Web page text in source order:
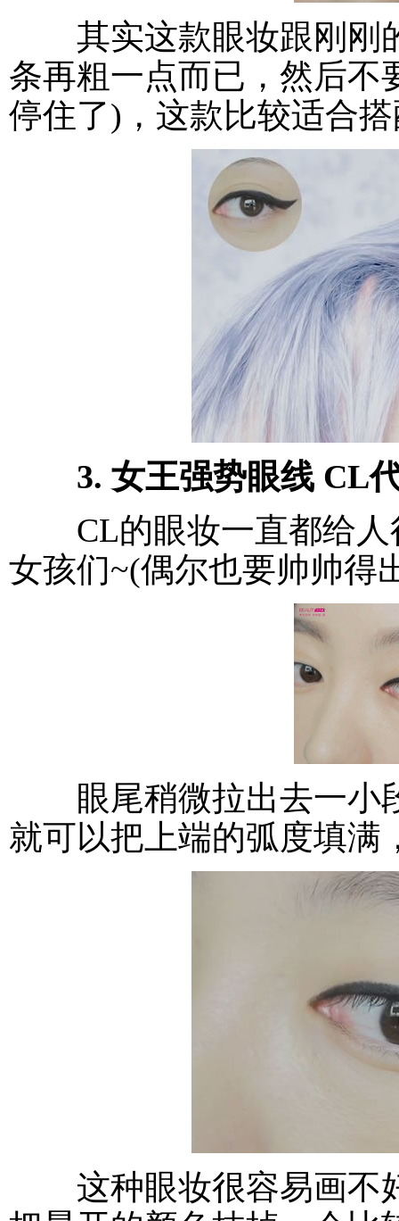
其实这款眼妆跟刚刚
条再粗一点而已，然后不
停住了)，这款比较适合
3. 女王强势眼线 CL
CL的眼妆一直都给人
女孩们~(偶尔也要帅帅得
眼尾稍微拉出去一小
就可以把上端的弧度填满
这种眼妆很容易画不